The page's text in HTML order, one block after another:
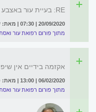
RE: בעיית עור באצבע לאסי
20/09/2020 | 07:30 | מאת: שחר
מתוך פורום רפואת עור
אקזמה בידיים אין
06/02/2020 | 13:00 | מאת: סהר
מתוך פורום רפואת עור